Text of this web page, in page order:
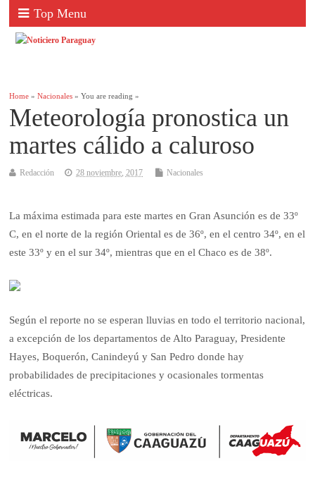
Top Menu
Home »Nacionales » You are reading »
Meteorología pronostica un
martes cálido a caluroso
Redacción 28 noviembre, 2017 Nacionales
La máxima estimada para este martes en Gran Asunción es de 33º
C, en el norte de la región Oriental es de 36º, en el centro 34º, en el
este 33º y en el sur 34º, mientras que en el Chaco es de 38º.
Según el reporte no se esperan lluvias en todo el territorio nacional,
a excepción de los departamentos de Alto Paraguay, Presidente
Hayes, Boquerón, Canindeyú y San Pedro donde hay
probabilidades de precipitaciones y ocasionales tormentas
eléctricas.